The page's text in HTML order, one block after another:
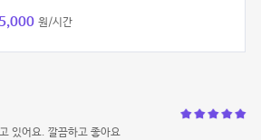
원/시간
있어요. 깔끔하고 좋아요